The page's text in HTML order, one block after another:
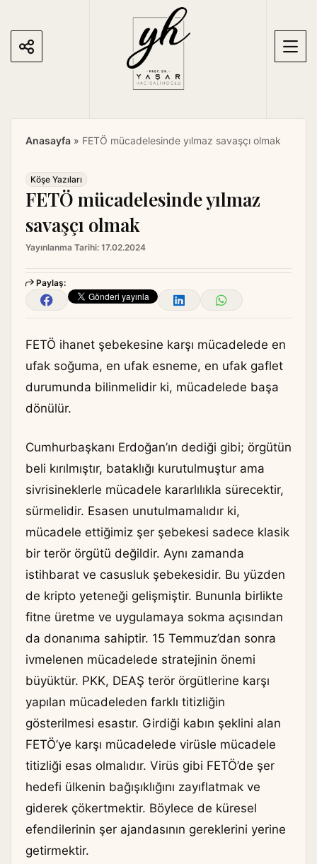
Anasayfa » FETÖ mücadelesinde yılmaz savaşçı olmak
Köşe Yazıları
FETÖ mücadelesinde yılmaz
savaşçı olmak
Yayınlanma Tarihi: 17.02.2024
Paylaş:
FETÖ ihanet şebekesine karşı mücadelede en
ufak soğuma, en ufak esneme, en ufak gaflet
durumunda bilinmelidir ki, mücadelede başa
dönülür.
Cumhurbaşkanı Erdoğan’ın dediği gibi; örgütün
beli kırılmıştır, bataklığı kurutulmuştur ama
sivrisineklerle mücadele kararlılıkla sürecektir,
sürmelidir. Esasen unutulmamalıdır ki,
mücadele ettiğimiz şer şebekesi sadece klasik
bir terör örgütü değildir. Aynı zamanda
istihbarat ve casusluk şebekesidir. Bu yüzden
de kripto yeteneği gelişmiştir. Bununla birlikte
fitne üretme ve uygulamaya sokma açısından
da donanıma sahiptir. 15 Temmuz’dan sonra
ivmelenen mücadelede stratejinin önemi
büyüktür. PKK, DEAŞ terör örgütlerine karşı
yapılan mücadeleden farklı titizliğin
gösterilmesi esastır. Girdiği kabın şeklini alan
FETÖ’ye karşı mücadelede virüsle mücadele
titizliği esas olmalıdır. Virüs gibi FETÖ’de şer
hedefi ülkenin bağışıklığını zayıflatmak ve
giderek çökertmektir. Böylece de küresel
efendilerinin şer ajandasının gereklerini yerine
getirmektir.